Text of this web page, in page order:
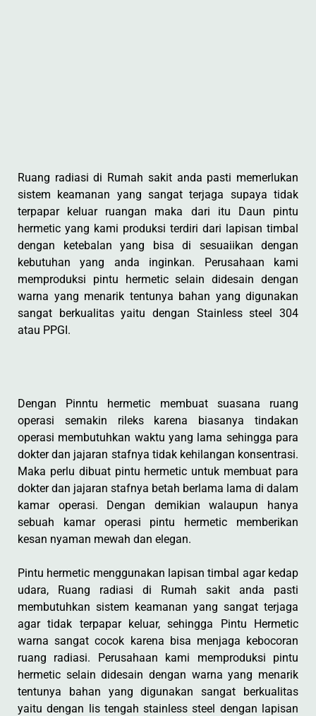
Ruang radiasi di Rumah sakit anda pasti memerlukan
sistem keamanan yang sangat terjaga supaya tidak
terpapar keluar ruangan maka dari itu Daun pintu
hermetic yang kami produksi terdiri dari lapisan timbal
dengan ketebalan yang bisa di sesuaiikan dengan
kebutuhan yang anda inginkan. Perusahaan kami
memproduksi pintu hermetic selain didesain dengan
warna yang menarik tentunya bahan yang digunakan
sangat berkualitas yaitu dengan Stainless steel 304
atau PPGI.
Dengan Pinntu hermetic membuat suasana ruang
operasi semakin rileks karena biasanya tindakan
operasi membutuhkan waktu yang lama sehingga para
dokter dan jajaran stafnya tidak kehilangan konsentrasi.
Maka perlu dibuat pintu hermetic untuk membuat para
dokter dan jajaran stafnya betah berlama lama di dalam
kamar operasi. Dengan demikian walaupun hanya
sebuah kamar operasi pintu hermetic memberikan
kesan nyaman mewah dan elegan.
Pintu hermetic menggunakan lapisan timbal agar kedap
udara, Ruang radiasi di Rumah sakit anda pasti
membutuhkan sistem keamanan yang sangat terjaga
agar tidak terpapar keluar, sehingga Pintu Hermetic
warna sangat cocok karena bisa menjaga kebocoran
ruang radiasi. Perusahaan kami memproduksi pintu
hermetic selain didesain dengan warna yang menarik
tentunya bahan yang digunakan sangat berkualitas
yaitu dengan lis tengah stainless steel dengan lapisan